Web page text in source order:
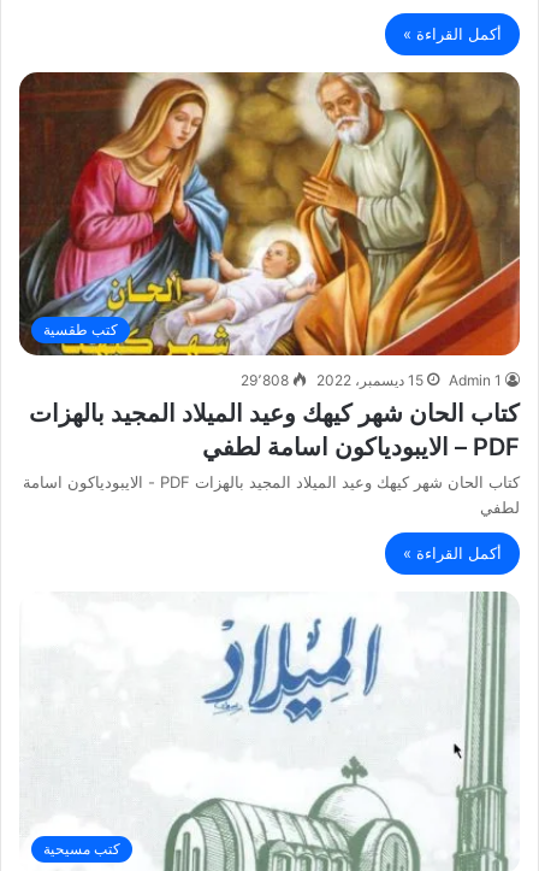
أكمل القراءة »
كتب طقسية
Admin 1 15 ديسمبر، 2022 29٬808
كتاب الحان شهر كيهك وعيد الميلاد المجيد بالهزات
PDF – الايبودياكون اسامة لطفي
كتاب الحان شهر كيهك وعيد الميلاد المجيد بالهزات PDF - الايبودياكون اسامة
لطفي
أكمل القراءة »
كتب مسيحية